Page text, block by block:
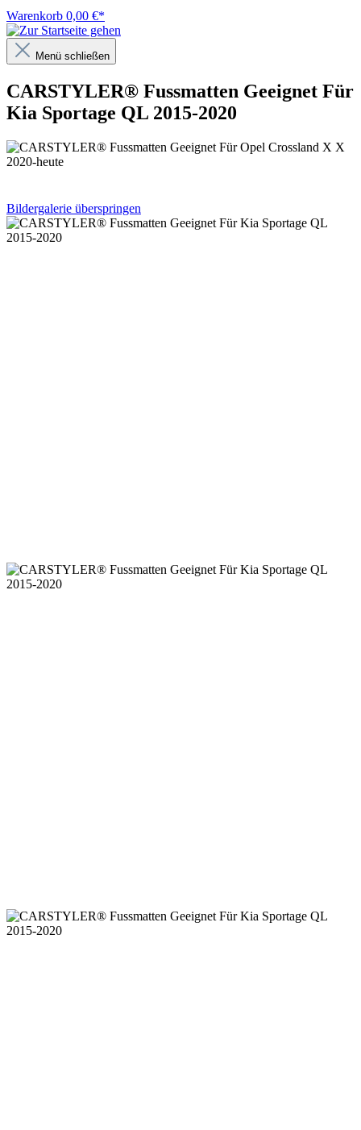
Warenkorb 0,00 €*
Menü schließen
CARSTYLER® Fussmatten Geeignet Für
Kia Sportage QL 2015-2020
Bildergalerie überspringen